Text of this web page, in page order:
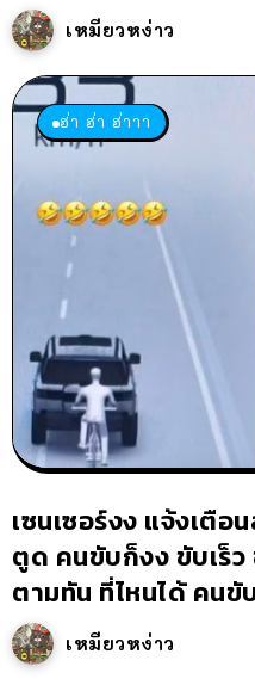
เหมียวหง่าว
ฮ่า ฮ่า ฮ่าาา
เซนเซอร์งง แจ้งเ
ตูด คนขับก็งง ขับเร็ว
ตามทัน ที่ไหนได้ คนขั
เหมียวหง่าว